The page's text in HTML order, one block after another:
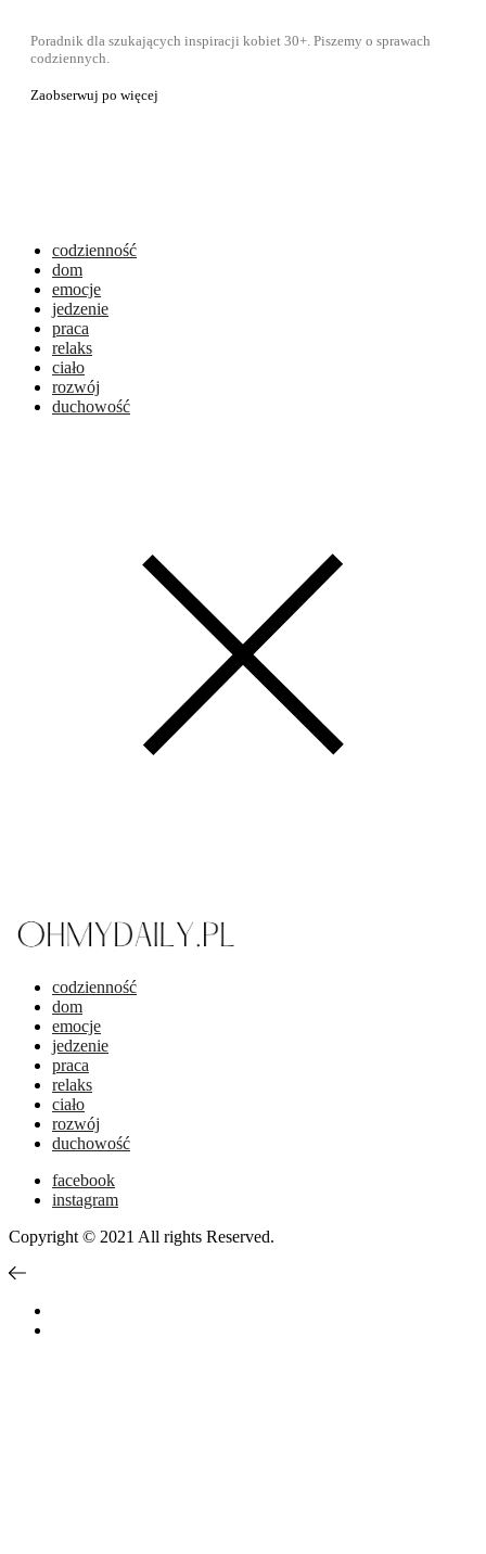
Poradnik dla szukających inspiracji kobiet 30+. Piszemy o sprawach
codziennych.
Zaobserwuj po więcej
codzienność
dom
emocje
jedzenie
praca
relaks
ciało
rozwój
duchowość
codzienność
dom
emocje
jedzenie
praca
relaks
ciało
rozwój
duchowość
facebook
instagram
Copyright © 2021 All rights Reserved.